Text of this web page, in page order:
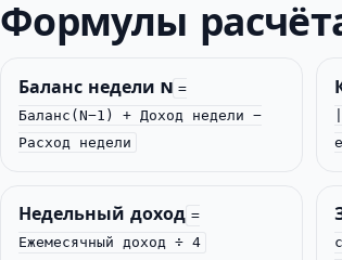
Формулы
Баланс недели N =
Баланс(N−1) + Доход недели −
Расход недели
Недельный доход =
Ежемесячный доход ÷ 4